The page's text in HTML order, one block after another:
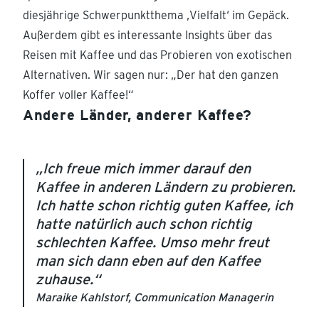
diesjährige Schwerpunktthema ‚Vielfalt‘ im Gepäck.
Außerdem gibt es interessante Insights über das
Reisen mit Kaffee und das Probieren von exotischen
Alternativen. Wir sagen nur: „Der hat den ganzen
Koffer voller Kaffee!“
Andere Länder, anderer Kaffee?
„Ich freue mich immer darauf den
Kaffee in anderen Ländern zu probieren.
Ich hatte schon richtig guten Kaffee, ich
hatte natürlich auch schon richtig
schlechten Kaffee. Umso mehr freut
man sich dann eben auf den Kaffee
zuhause.“
Maraike Kahlstorf, Communication Managerin